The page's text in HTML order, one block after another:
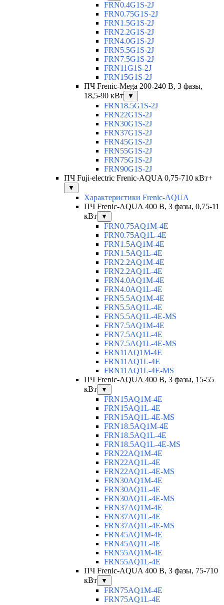
FRN0.4G1S-2J
FRN0.75G1S-2J
FRN1.5G1S-2J
FRN2.2G1S-2J
FRN4.0G1S-2J
FRN5.5G1S-2J
FRN7.5G1S-2J
FRN11G1S-2J
FRN15G1S-2J
ПЧ Frenic-Mega 200-240 В, 3 фазы,
18,5-90 кВт
▼
FRN18.5G1S-2J
FRN22G1S-2J
FRN30G1S-2J
FRN37G1S-2J
FRN45G1S-2J
FRN55G1S-2J
FRN75G1S-2J
FRN90G1S-2J
ПЧ Fuji-electric Frenic-AQUA 0,75-710 кВт+
▼
Характеристики Frenic-AQUA
ПЧ Frenic-AQUA 400 В, 3 фазы, 0,75-11
кВт
▼
FRN0.75AQ1M-4E
FRN0.75AQ1L-4E
FRN1.5AQ1M-4E
FRN1.5AQ1L-4E
FRN2.2AQ1M-4E
FRN2.2AQ1L-4E
FRN4.0AQ1M-4E
FRN4.0AQ1L-4E
FRN5.5AQ1M-4E
FRN5.5AQ1L-4E
FRN5.5AQ1L-4E-MS
FRN7.5AQ1M-4E
FRN7.5AQ1L-4E
FRN7.5AQ1L-4E-MS
FRN11AQ1M-4E
FRN11AQ1L-4E
FRN11AQ1L-4E-MS
ПЧ Frenic-AQUA 400 В, 3 фазы, 15-55
кВт
▼
FRN15AQ1M-4E
FRN15AQ1L-4E
FRN15AQ1L-4E-MS
FRN18.5AQ1M-4E
FRN18.5AQ1L-4E
FRN18.5AQ1L-4E-MS
FRN22AQ1M-4E
FRN22AQ1L-4E
FRN22AQ1L-4E-MS
FRN30AQ1M-4E
FRN30AQ1L-4E
FRN30AQ1L-4E-MS
FRN37AQ1M-4E
FRN37AQ1L-4E
FRN37AQ1L-4E-MS
FRN45AQ1M-4E
FRN45AQ1L-4E
FRN55AQ1M-4E
FRN55AQ1L-4E
ПЧ Frenic-AQUA 400 В, 3 фазы, 75-710
кВт
▼
FRN75AQ1M-4E
FRN75AQ1L-4E